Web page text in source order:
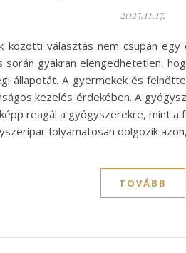
2025.11.17.
választás nem csupán
gyakran elengedhetetlen,
állapotát. A gyermekek és
kezelés érdekében. A
reagál a gyógyszerekre, mint
folyamatosan dolgozik
TOVÁBB